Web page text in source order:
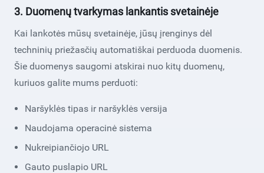
3. Duomenų tvarkymas lankantis svetainėje
Kai lankotės mūsų svetainėje, jūsų įrenginys dėl
techninių priežasčių automatiškai perduoda duomenis.
Šie duomenys saugomi atskirai nuo kitų duomenų,
kuriuos galite mums perduoti:
Naršyklės tipas ir naršyklės versija
Naudojama operacinė sistema
Nukreipiančiojo URL
Gauto puslapio URL